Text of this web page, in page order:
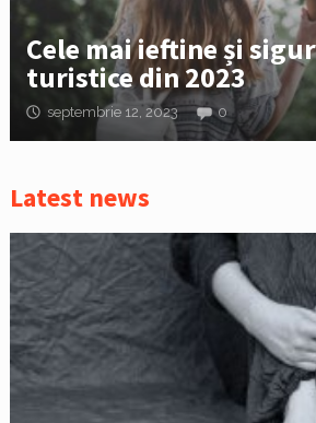
Cele mai ieftine și
turistice din 2023
septembrie 12, 2023 0
Latest news